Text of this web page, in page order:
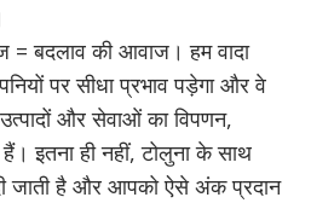
बदलाव की आवाज। हम वादा
पर सीधा प्रभाव पड़ेगा और वे
और सेवाओं का विपणन,
इतना ही नहीं, टोलुना के साथ
दी जाती है और आपको ऐसे अंक प्रदान